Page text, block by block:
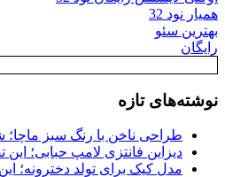
همیار نود 32
بهترین سئو
رایگان
نوشته‌های تازه
طراحی ناخن با رنگ سبز
دیزاین فانتزی لامپ حبابی؛
مدل کیک برای تولد دخترونه؛